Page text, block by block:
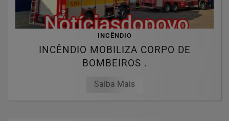
INCÊNDIO
INCÊNDIO MOBILIZA CORPO DE
BOMBEIROS .
Saiba Mais